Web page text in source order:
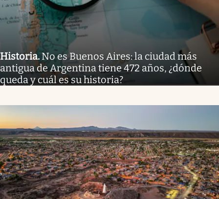
Historia. No es Buenos Aires: la ciudad más
antigua de Argentina tiene 472 años, ¿dónde
queda y cuál es su historia?